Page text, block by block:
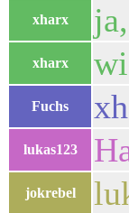
xharx
xharx
Fuchs
lukas123
jokrebel